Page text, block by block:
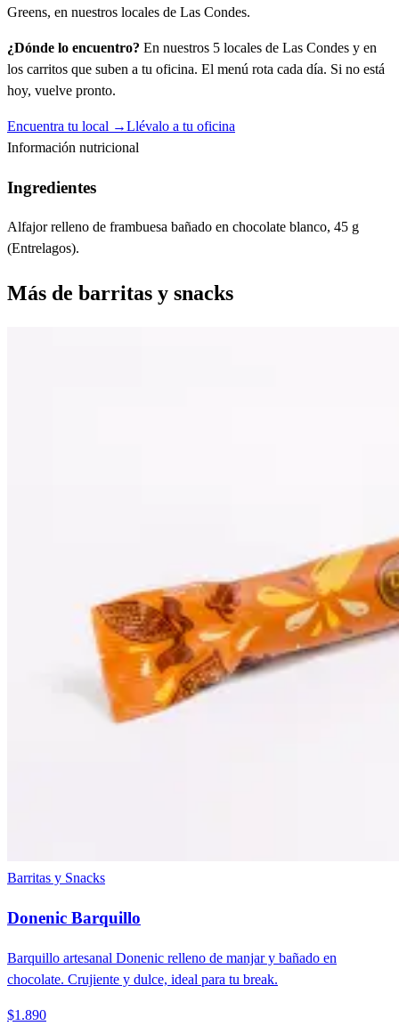
Greens, en nuestros locales de Las Condes.
¿Dónde lo encuentro? En nuestros 5 locales de Las Condes y en
los carritos que suben a tu oficina. El menú rota cada día. Si no está
hoy, vuelve pronto.
Encuentra tu local →Llévalo a tu oficina
Información nutricional
Ingredientes
Alfajor relleno de frambuesa bañado en chocolate blanco, 45 g
(Entrelagos).
Más de barritas y snacks
Barritas y Snacks
Donenic Barquillo
Barquillo artesanal Donenic relleno de manjar y bañado en
chocolate. Crujiente y dulce, ideal para tu break.
$1.890